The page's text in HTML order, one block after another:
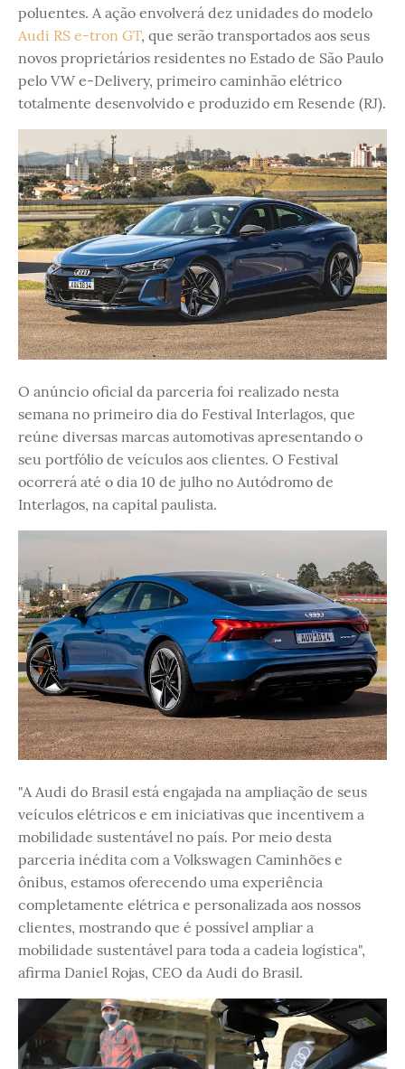
poluentes. A ação envolverá dez unidades do modelo
Audi RS e-tron GT, que serão transportados aos seus
novos proprietários residentes no Estado de São Paulo
pelo VW e-Delivery, primeiro caminhão elétrico
totalmente desenvolvido e produzido em Resende (RJ).
O anúncio oficial da parceria foi realizado nesta
semana no primeiro dia do Festival Interlagos, que
reúne diversas marcas automotivas apresentando o
seu portfólio de veículos aos clientes. O Festival
ocorrerá até o dia 10 de julho no Autódromo de
Interlagos, na capital paulista.
"A Audi do Brasil está engajada na ampliação de seus
veículos elétricos e em iniciativas que incentivem a
mobilidade sustentável no país. Por meio desta
parceria inédita com a Volkswagen Caminhões e
ônibus, estamos oferecendo uma experiência
completamente elétrica e personalizada aos nossos
clientes, mostrando que é possível ampliar a
mobilidade sustentável para toda a cadeia logística",
afirma Daniel Rojas, CEO da Audi do Brasil.